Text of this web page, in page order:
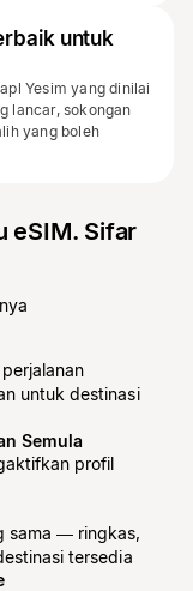
untuk
Yesim yang dinilai
lancar, sokongan
yang boleh
eSIM. Sifar
untuk destinasi
Semula
profil
sama — ringkas,
tersedia